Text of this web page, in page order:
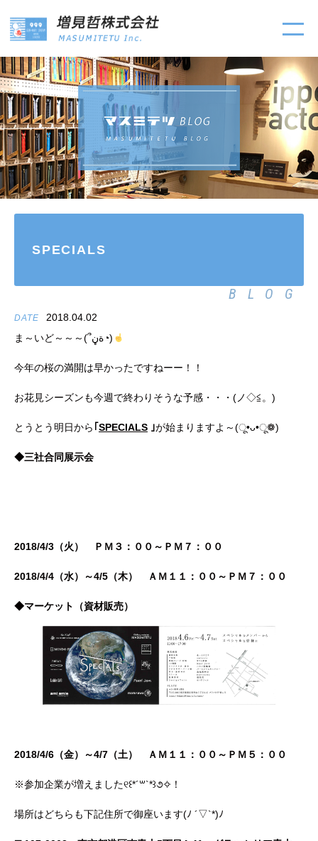
SPECIALS
BLOG
DATE
2018.04.02
ま～いど～～～(՞ةڼ◔)
今年の桜の満開は早かったですねーー！！
お花見シーズンも今週で終わりそうな予感・・・(ノ◇≦。)
とうとう明日から SPECIALS ｣が始まりますよ～(ू•ᴗ•ू❁)
◆三社合同展示会
2018/4/3（火） ＰＭ３：００～ＰＭ７：００
2018/4/4（水）～4/5（木） ＡＭ１１：００～ＰＭ７：００
◆マーケット（資材販売）
2018/4/6（金）～4/7（土） ＡＭ１１：００～ＰＭ５：００
※参加企業が増えました୧꒰*´꒳`*꒱૭✧！
場所はどちらも下記住所で御座います(ﾉ ´▽`*)ﾉ